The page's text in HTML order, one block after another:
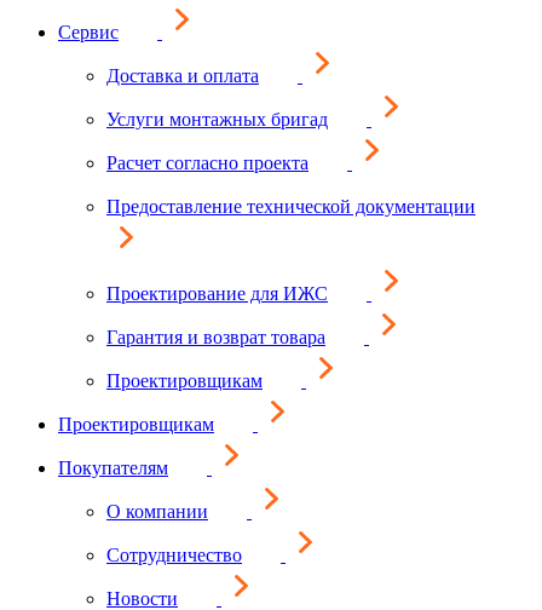
Сервис
Доставка и оплата
Услуги монтажных бригад
Расчет согласно проекта
Предоставление технической документации
Проектирование для ИЖС
Гарантия и возврат товара
Проектировщикам
Проектировщикам
Покупателям
О компании
Сотрудничество
Новости